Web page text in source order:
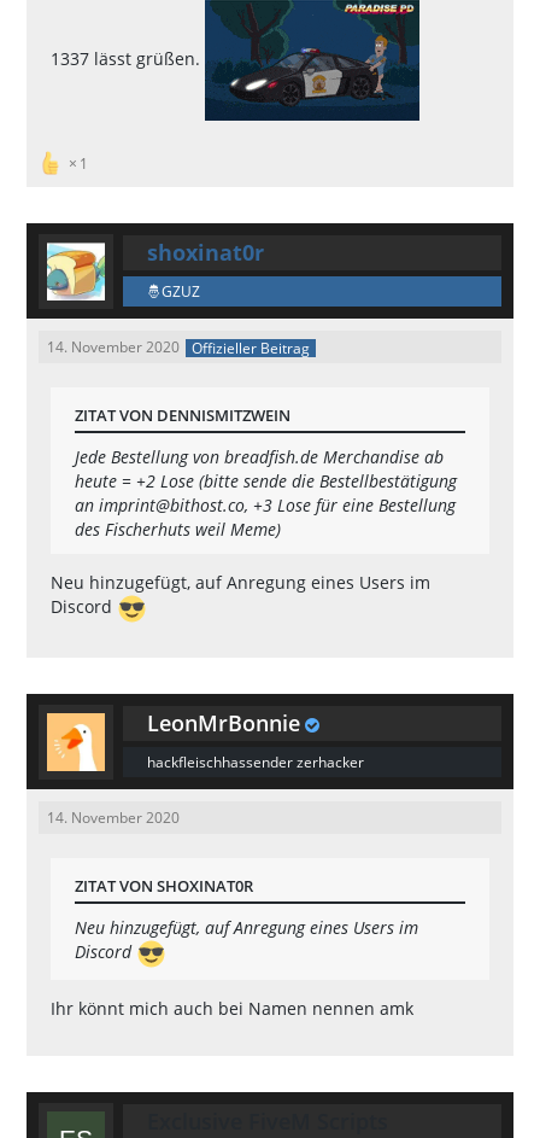
1337 lässt grüßen.
1
shoxinat0r
GZUZ
14. November 2020 Offizieller Beitrag
ZITAT VON DENNISMITZWEIN
Jede Bestellung von breadfish.de Merchandise ab
heute = +2 Lose (bitte sende die Bestellbestätigung
animprint@bithost.co, +3 Lose für eine Bestellung
des Fischerhuts weil Meme)
Neu hinzugefügt, auf Anregung eines Users im
Discord
LeonMrBonnie
hackfleischhassender zerhacker
14. November 2020
ZITAT VON SHOXINAT0R
Neu hinzugefügt, auf Anregung eines Users im
Discord
Ihr könnt mich auch bei Namen nennen amk